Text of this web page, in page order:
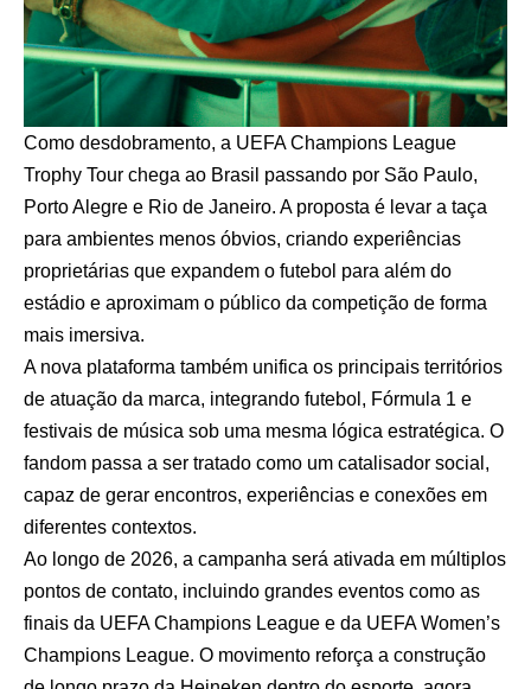
Como desdobramento, a UEFA Champions League
Trophy Tour chega ao Brasil passando por São Paulo,
Porto Alegre e Rio de Janeiro. A proposta é levar a taça
para ambientes menos óbvios, criando experiências
proprietárias que expandem o futebol para além do
estádio e aproximam o público da competição de forma
mais imersiva.
A nova plataforma também unifica os principais territórios
de atuação da marca, integrando futebol, Fórmula 1 e
festivais de música sob uma mesma lógica estratégica. O
fandom passa a ser tratado como um catalisador social,
capaz de gerar encontros, experiências e conexões em
diferentes contextos.
Ao longo de 2026, a campanha será ativada em múltiplos
pontos de contato, incluindo grandes eventos como as
finais da UEFA Champions League e da UEFA Women’s
Champions League. O movimento reforça a construção